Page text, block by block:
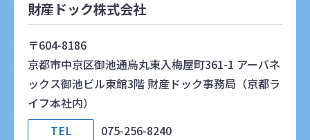
財産ドック株式会社
〒604-8186
京都市中京区御池通烏丸東入梅屋町361-1 アーバネ
ックス御池ビル東館3階 財産ドック事務局（京都ラ
イフ本社内）
TEL
075-256-8240